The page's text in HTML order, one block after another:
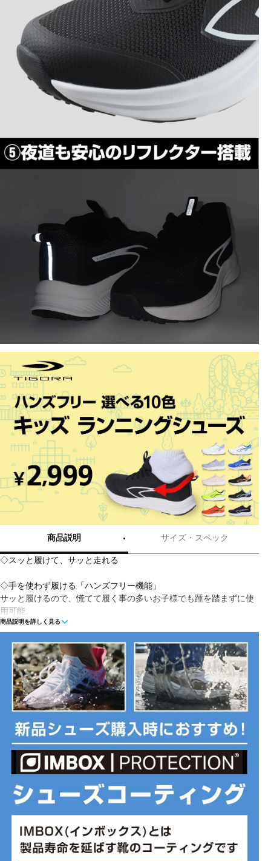
商品説明 サイズ・スペック
◇スッと履けて、サッと走れる
◇手を使わず履ける「ハンズフリー機能」
サッと履けるので、慌てて履く事の多いお子様でも踵を踏まずに使
用可能。
土の上でグリップするラバースタッドと、反発力のあるミッドソー
ルが走りをサポート。
◇汚れにくく丈夫な「シームレスメッシュ」
砂が入りにくい細かなメッシュと縫製の少ない設計で、耐久性が高
くお手入れも簡単。
◇豊富なサイズ展開
17.0ー24.0cm（0.5cm刻み）の豊富な展開。成長期の大切な足にジ
ャストフィット。
■カラー:
ブラック×サックスブルー
■つま先材:合成樹脂
■甲材(アッパー):合成繊維、合成樹脂
商品説明を詳しく見る